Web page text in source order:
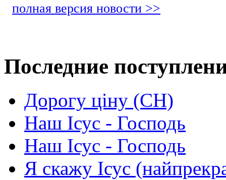
полная версия новости >>
Последние
Дорогу ціну (СН)
Наш Ісус - Господь
Наш Ісус - Господь
Я скажу Ісус